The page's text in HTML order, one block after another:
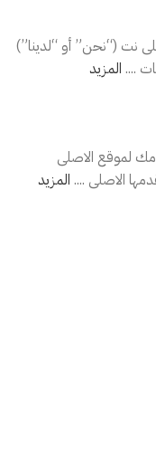
ناعمة.
نت (“نحن” أو “لدينا”)
.... المزيد
لموقع الاصلى
الاصلى .... المزيد
قبل استلام طلبك ...